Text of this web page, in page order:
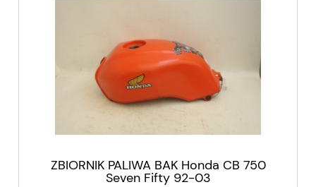
ZBIORNIK PALIWA BAK Honda CB 750
Seven Fifty 92-03